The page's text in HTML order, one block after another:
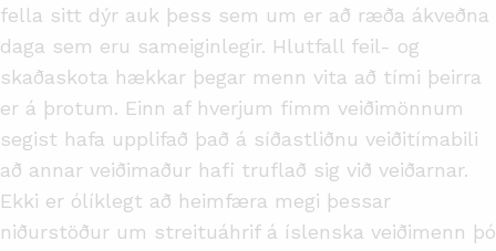
fella sitt dýr auk þess sem um er að ræða ákveðna
daga sem eru sameiginlegir. Hlutfall feil- og
skaðaskota hækkar þegar menn vita að tími þeirra
er á þrotum. Einn af hverjum fimm veiðimönnum
segist hafa upplifað það á síðastliðnu veiðitímabili
að annar veiðimaður hafi truflað sig við veiðarnar.
Ekki er ólíklegt að heimfæra megi þessar
niðurstöður um streituáhrif á íslenska veiðimenn þó